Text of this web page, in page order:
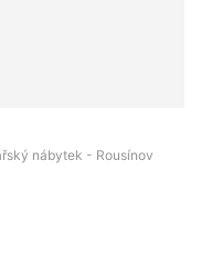
nábytek - Rousínov